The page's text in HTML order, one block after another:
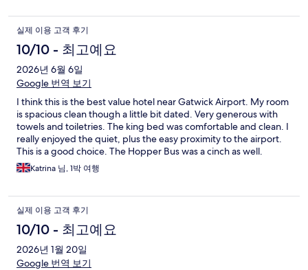
실제 이용 고객 후기
10/10 - 최고예요
2026년 6월 6일
Google 번역 보기
I think this is the best value hotel near Gatwick Airport. My room
is spacious clean though a little bit dated. Very generous with
towels and toiletries. The king bed was comfortable and clean. I
really enjoyed the quiet, plus the easy proximity to the airport.
This is a good choice. The Hopper Bus was a cinch as well.
Katrina 님, 1박 여행
실제 이용 고객 후기
10/10 - 최고예요
2026년 1월 20일
Google 번역 보기